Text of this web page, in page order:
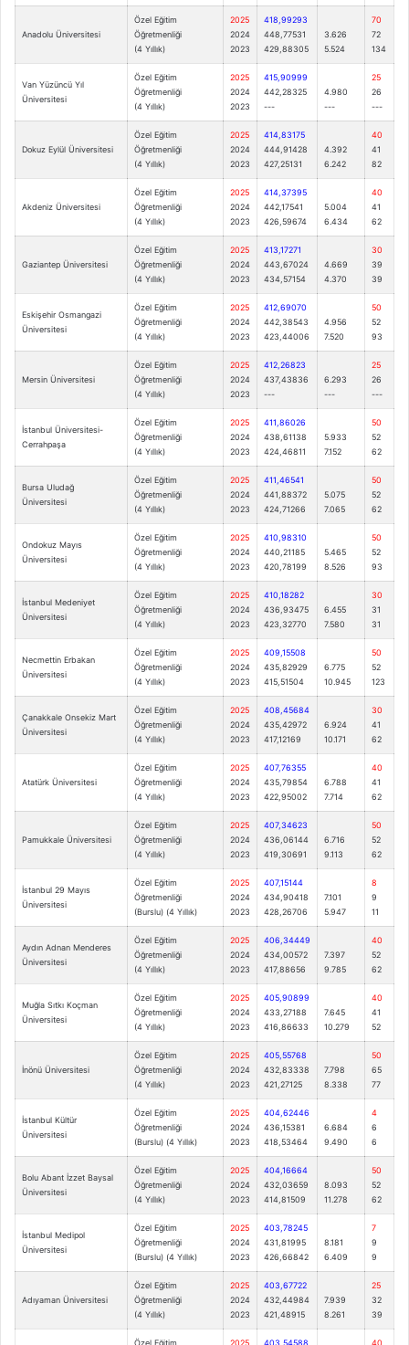
Anadolu Üniversitesi
Özel Eğitim
Öğretmenliği
(4 Yıllık)
2025
2024
2023
418,99293
448,77531
429,88305
3.626
5.524
70
72
134
Van Yüzüncü Yıl
Üniversitesi
Özel Eğitim
Öğretmenliği
(4 Yıllık)
2025
2024
2023
415,90999
442,28325
---
4.980
---
25
26
---
Dokuz Eylül Üniversitesi
Özel Eğitim
Öğretmenliği
(4 Yıllık)
2025
2024
2023
414,83175
444,91428
427,25131
4.392
6.242
40
41
82
Akdeniz Üniversitesi
Özel Eğitim
Öğretmenliği
(4 Yıllık)
2025
2024
2023
414,37395
442,17541
426,59674
5.004
6.434
40
41
62
Gaziantep Üniversitesi
Özel Eğitim
Öğretmenliği
(4 Yıllık)
2025
2024
2023
413,17271
443,67024
434,57154
4.669
4.370
30
39
39
Eskişehir Osmangazi
Üniversitesi
Özel Eğitim
Öğretmenliği
(4 Yıllık)
2025
2024
2023
412,69070
442,38543
423,44006
4.956
7.520
50
52
93
Mersin Üniversitesi
Özel Eğitim
Öğretmenliği
(4 Yıllık)
2025
2024
2023
412,26823
437,43836
---
6.293
---
25
26
---
İstanbul Üniversitesi-
Cerrahpaşa
Özel Eğitim
Öğretmenliği
(4 Yıllık)
2025
2024
2023
411,86026
438,61138
424,46811
5.933
7.152
50
52
62
Bursa Uludağ
Üniversitesi
Özel Eğitim
Öğretmenliği
(4 Yıllık)
2025
2024
2023
411,46541
441,88372
424,71266
5.075
7.065
50
52
62
Ondokuz Mayıs
Üniversitesi
Özel Eğitim
Öğretmenliği
(4 Yıllık)
2025
2024
2023
410,98310
440,21185
420,78199
5.465
8.526
50
52
93
İstanbul Medeniyet
Üniversitesi
Özel Eğitim
Öğretmenliği
(4 Yıllık)
2025
2024
2023
410,18282
436,93475
423,32770
6.455
7.580
30
31
31
Necmettin Erbakan
Üniversitesi
Özel Eğitim
Öğretmenliği
(4 Yıllık)
2025
2024
2023
409,15508
435,82929
415,51504
6.775
10.945
50
52
123
Çanakkale Onsekiz Mart
Üniversitesi
Özel Eğitim
Öğretmenliği
(4 Yıllık)
2025
2024
2023
408,45684
435,42972
417,12169
6.924
10.171
30
41
62
Atatürk Üniversitesi
Özel Eğitim
Öğretmenliği
(4 Yıllık)
2025
2024
2023
407,76355
435,79854
422,95002
6.788
7.714
40
41
62
Pamukkale Üniversitesi
Özel Eğitim
Öğretmenliği
(4 Yıllık)
2025
2024
2023
407,34623
436,06144
419,30691
6.716
9.113
50
52
62
İstanbul 29 Mayıs
Üniversitesi
Özel Eğitim
Öğretmenliği
(Burslu) (4 Yıllık)
2025
2024
2023
407,15144
434,90418
428,26706
7.101
5.947
8
9
11
Aydın Adnan Menderes
Üniversitesi
Özel Eğitim
Öğretmenliği
(4 Yıllık)
2025
2024
2023
406,34449
434,00572
417,88656
7.397
9.785
40
52
62
Muğla Sıtkı Koçman
Üniversitesi
Özel Eğitim
Öğretmenliği
(4 Yıllık)
2025
2024
2023
405,90899
433,27188
416,86633
7.645
10.279
40
41
52
İnönü Üniversitesi
Özel Eğitim
Öğretmenliği
(4 Yıllık)
2025
2024
2023
405,55768
432,83338
421,27125
7.798
8.338
50
65
77
İstanbul Kültür
Üniversitesi
Özel Eğitim
Öğretmenliği
(Burslu) (4 Yıllık)
2025
2024
2023
404,62446
436,15381
418,53464
6.684
9.490
4
6
6
Bolu Abant İzzet Baysal
Üniversitesi
Özel Eğitim
Öğretmenliği
(4 Yıllık)
2025
2024
2023
404,16664
432,03659
414,81509
8.093
11.278
50
52
62
İstanbul Medipol
Üniversitesi
Özel Eğitim
Öğretmenliği
(Burslu) (4 Yıllık)
2025
2024
2023
403,78245
431,81995
426,66842
8.181
6.409
7
9
9
Adıyaman Üniversitesi
Özel Eğitim
Öğretmenliği
(4 Yıllık)
2025
2024
2023
403,67722
432,44984
421,48915
7.939
8.261
25
32
39
Özel Eğitim 2025 403,54588 40